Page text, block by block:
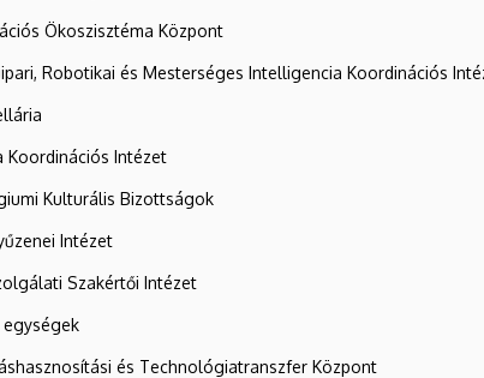
Ökoszisztéma Központ
Robotikai és Mesterséges Intelligencia Koordinációs
Koordinációs Intézet
Kulturális Bizottságok
Intézet
Szakértői Intézet
egységek
és Technológiatranszfer Központ